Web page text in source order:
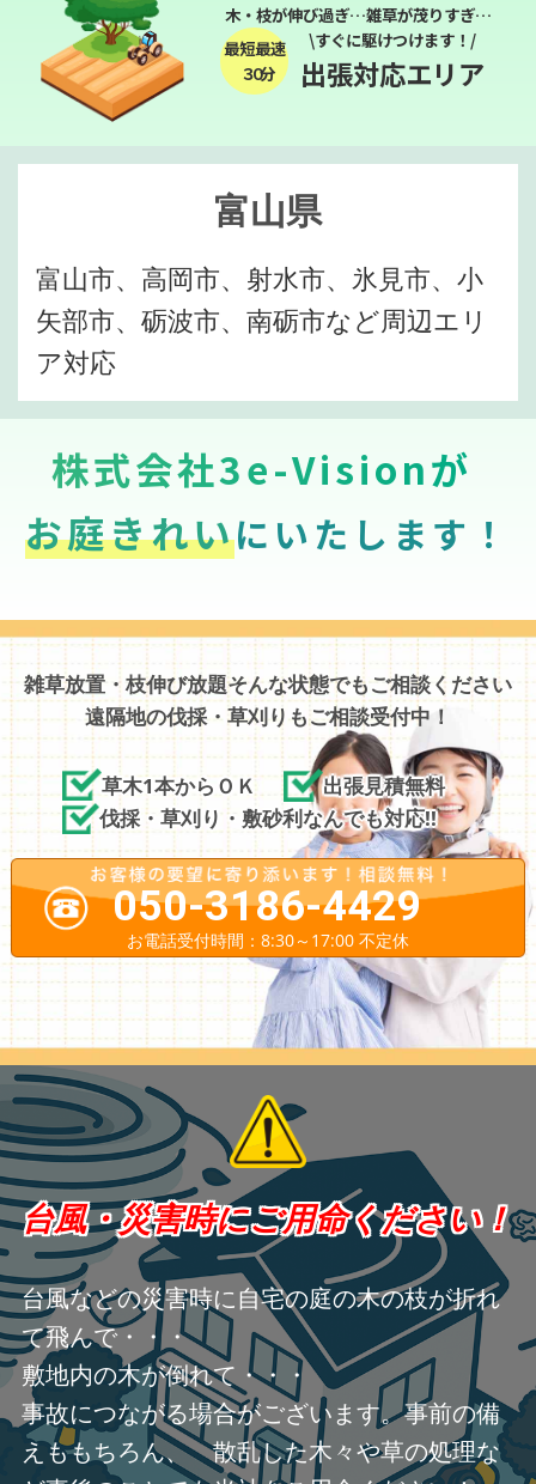
木・枝が伸び過ぎ…雑草が茂りすぎ…
最短最速
３０分
\すぐに駆けつけます！/
出張対応エリア
富山県
富山市、高岡市、射水市、氷見市、小
矢部市、砺波市、南砺市など周辺エリ
ア対応
株式会社3e-Visionが
お庭きれいにいたします！
雑草放置・枝伸び放題そんな状態でもご相談ください
遠隔地の伐採・草刈りもご相談受付中！
草木1本からＯＫ
出張見積無料
伐採・草刈り・敷砂利なんでも対応!!
050-3186-4429
お電話受付時間：8:30～17:00 不定休
台風・災害時にご用命ください！
台風などの災害時に自宅の庭の木の枝が折れ
て飛んで・・・
敷地内の木が倒れて・・・
事故につながる場合がございます。事前の備
えももちろん、 散乱した木々や草の処理な